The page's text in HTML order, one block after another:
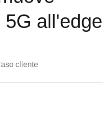
all'edge
cliente